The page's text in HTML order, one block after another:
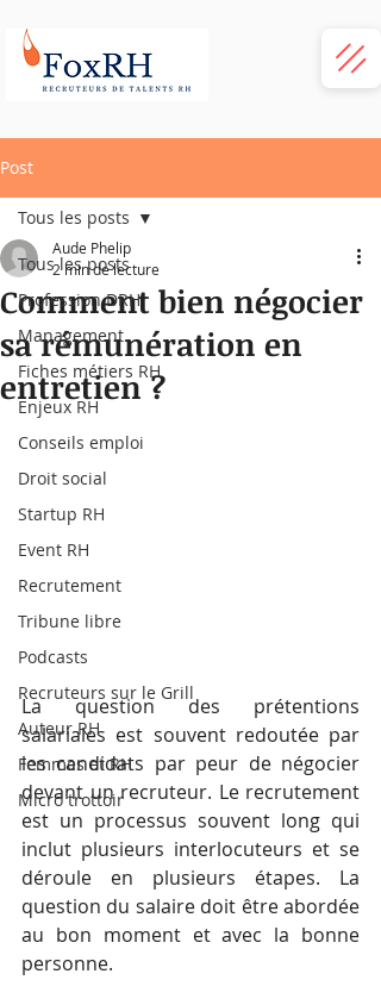
Post
Tous les posts
Profession DRH
Management
Fiches métiers RH
Enjeux RH
Conseils emploi
Droit social
Startup RH
Event RH
Recrutement
Tribune libre
Podcasts
Recruteurs sur le Grill
Auteur RH
Femmes et RH
Micro trottoir
Tous les posts
Comment bien négocier
sa rémunération en
entretien ?
Aude Phelip
2 min de lecture
La question des prétentions
salariales est souvent redoutée par
les candidats par peur de négocier
devant un recruteur. Le recrutement
est un processus souvent long qui
inclut plusieurs interlocuteurs et se
déroule en plusieurs étapes. La
question du salaire doit être abordée
au bon moment et avec la bonne
personne.